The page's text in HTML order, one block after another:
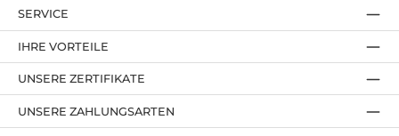
IHRE VORTEILE
UNSERE ZAHLUNGSARTEN
UNSERE ZERTIFIKATE
SERVICE